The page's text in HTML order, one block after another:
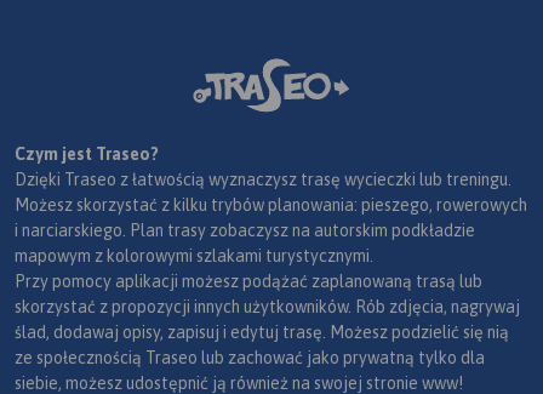
Czym jest Traseo?
Dzięki Traseo z łatwością wyznaczysz trasę wycieczki lub treningu.
Możesz skorzystać z kilku trybów planowania: pieszego, rowerowych
i narciarskiego. Plan trasy zobaczysz na autorskim podkładzie
mapowym z kolorowymi szlakami turystycznymi.
Przy pomocy aplikacji możesz podążać zaplanowaną trasą lub
skorzystać z propozycji innych użytkowników. Rób zdjęcia, nagrywaj
ślad, dodawaj opisy, zapisuj i edytuj trasę. Możesz podzielić się nią
ze społecznością Traseo lub zachować jako prywatną tylko dla
siebie, możesz udostępnić ją również na swojej stronie www!